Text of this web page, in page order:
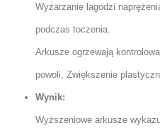
Wyżarzanie łagodzi
podczas toczenia.
Arkusze ogrzewają
powoli, Zwiększenie
Wynik:
Wyższeniowe arkusze